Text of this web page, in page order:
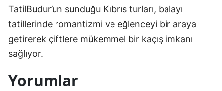
TatilBudur’un sunduğu Kıbrıs turları, balayı
tatillerinde romantizmi ve eğlenceyi bir araya
getirerek çiftlere mükemmel bir kaçış imkanı
sağlıyor.
Yorumlar